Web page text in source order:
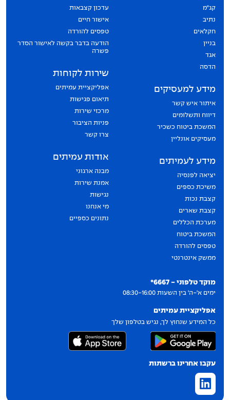
מוקד טלפוני - 6667*
ימים א'-ה' בין השעות 08:30-16:00
אפליקציית עמיתים
כל המידע שנחוץ לך, נגיש בטלפון שלך
עקבו אחרינו ברשתות
קג״מ
נתיב
חקלאים
בניין
אגד
הדסה
מידע למעסיקים
איתור איש קשר
דיווח ותשלומים
המשכת ביטוח כשכיר
מעסיקים אונליין
מידע לעמיתים
יציאה לפנסיה
משיכת כספים
קצבת נכות
קצבת שארים
מערכת הכללים
המשכת ביטוח
טפסים להורדה
ממשק אינטרנטי
עדכון קצבאות
אישור חיים
טפסים להורדה
הודעה בדבר בקשה לאישור הסדר
פשרה
שירות לקוחות
אפליקציית עמיתים
תיאום פגישות
מרכזי שירות
פניות הציבור
צרו קשר
אודות עמיתים
מבנה ארגוני
אמנת שירות
נגישות
מי אנחנו
נתונים כספיים